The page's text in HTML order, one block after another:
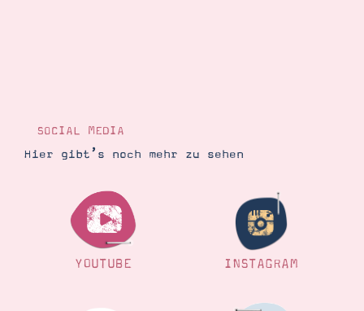
SOCIAL MEDIA
Hier gibt’s noch mehr zu sehen
YOUTUBE INSTAGRAM